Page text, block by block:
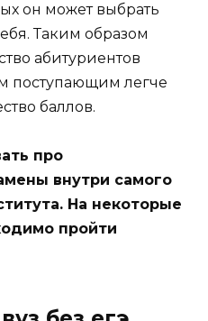
он может выбрать
Таким образом
абитуриентов
поступающим легче
баллов.
про
внутри самого
На некоторые
пройти